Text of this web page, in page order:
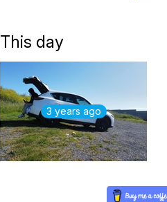
This day
3 years ago